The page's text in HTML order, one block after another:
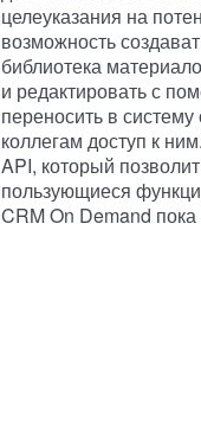
целеуказания на
возможность
библиотека
и редактировать с
переносить в
коллегам доступ к
API, который
пользующиеся
CRM On Demand